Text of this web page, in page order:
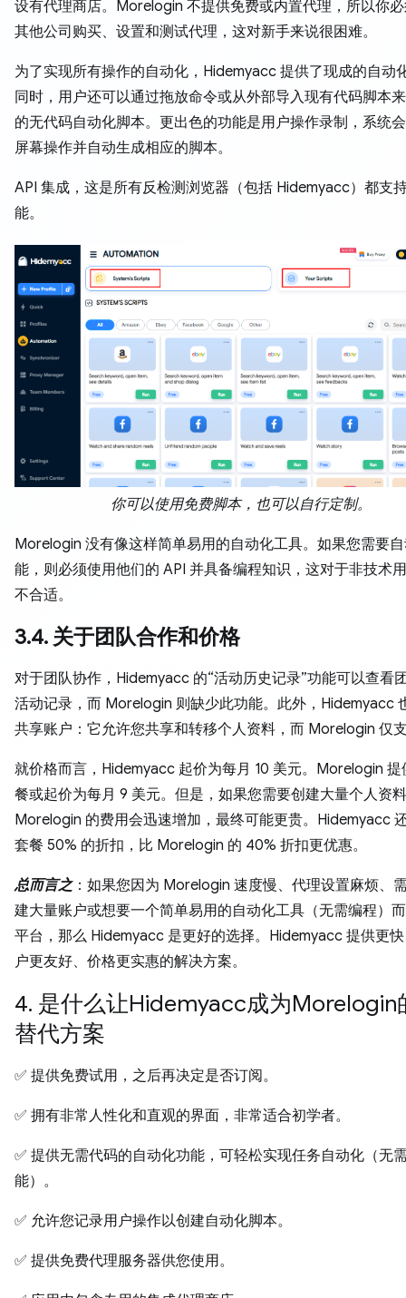
设有代理商店。Morelogin 不提供免费或内置代理，所以你
其他公司购买、设置和测试代理，这对新手来说很困难。
为了实现所有操作的自动化，Hidemyacc 提供了现成的自动
同时，用户还可以通过拖放命令或从外部导入现有代码脚本
的无代码自动化脚本。更出色的功能是用户操作录制，系统
屏幕操作并自动生成相应的脚本。
API 集成，这是所有反检测浏览器（包括 Hidemyacc）都支
能。
你可以使用免费脚本，也可以自行定制。
Morelogin 没有像这样简单易用的自动化工具。如果您需要
能，则必须使用他们的 API 并具备编程知识，这对于非技术
不合适。
3.4. 关于团队合作和价格
对于团队协作，Hidemyacc 的“活动历史记录”功能可以查看
活动记录，而 Morelogin 则缺少此功能。此外，Hidemyacc
共享账户：它允许您共享和转移个人资料，而 Morelogin 仅
就价格而言，Hidemyacc 起价为每月 10 美元。Morelogin 提
餐或起价为每月 9 美元。但是，如果您需要创建大量个人资
Morelogin 的费用会迅速增加，最终可能更贵。Hidemyacc
套餐 50% 的折扣，比 Morelogin 的 40% 折扣更优惠。
总而言之：如果您因为 Morelogin 速度慢、代理设置麻烦、
建大量账户或想要一个简单易用的自动化工具（无需编程）
平台，那么 Hidemyacc 是更好的选择。Hidemyacc 提供更
户更友好、价格更实惠的解决方案。
4. 是什么让Hidemyacc成为Morelogin
替代方案
✅ 提供免费试用，之后再决定是否订阅。
✅ 拥有非常人性化和直观的界面，非常适合初学者。
✅ 提供无需代码的自动化功能，可轻松实现任务自动化（无
能）。
✅ 允许您记录用户操作以创建自动化脚本。
✅ 提供免费代理服务器供您使用。